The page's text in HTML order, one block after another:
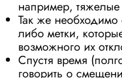
например,
Так же необходимо
либо метки,
возможного их
Спустя время
говорить о